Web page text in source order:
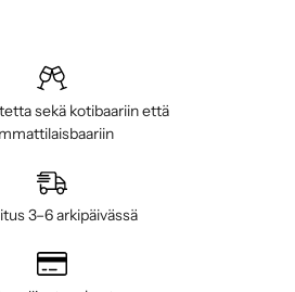
sekä kotibaariin että
3–6 arkipäivässä